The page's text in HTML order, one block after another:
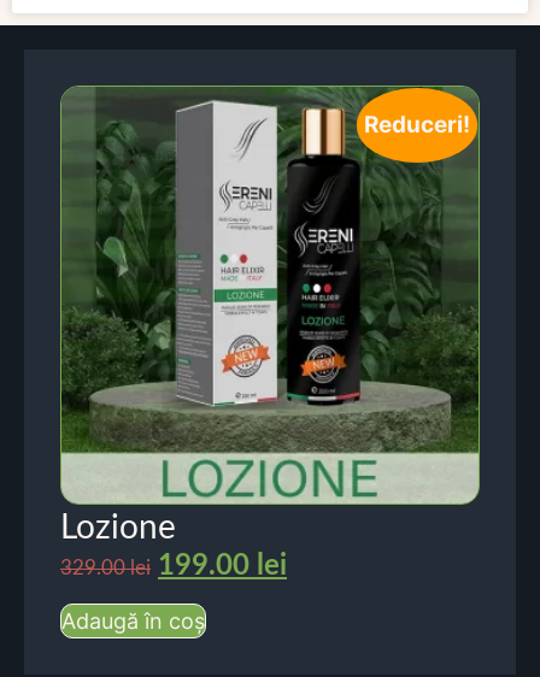
Reduceri!
Lozione
329.00lei 199.00 lei
Adaugă în coș